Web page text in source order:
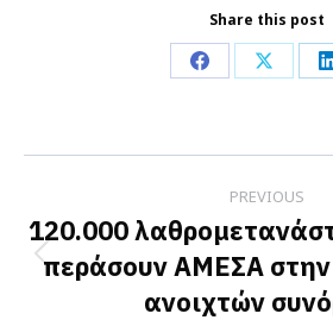
Share this post
Share
Facebook
Share
X
navigation
PREVIOUS
post:
120.000
περάσουν ΑΜΕΣΑ
ανοιχτών